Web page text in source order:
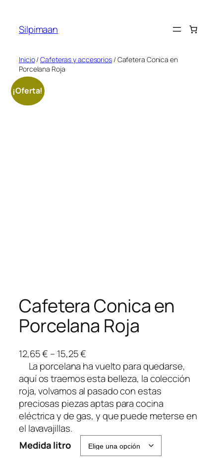
contenido
Silpimaan
Inicio/Cafeteras y accesorios/ Cafetera Conica en
Porcelana Roja
¡Oferta!
Cafetera Conica en
Porcelana Roja
12,65€ – 15,25€
a
n
g
o
d
p
r
La porcelana ha vuelto para quedarse,
aquí os traemos esta belleza, la colección
roja, volvamos al pasado con estas
preciosas piezas aptas para cocina
eléctrica y de gas, y que puede meterse en
el lavavajillas.
Medida litro